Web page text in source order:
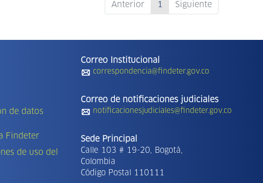
Anterior 1 Siguiente
de datos
Findeter
de uso del
Correo Institucional
correspondencia@findeter.gov.co
Correo de notificaciones judiciales
notificacionesjudiciales@findeter.gov.co
Sede Principal
Calle 103 # 19-20, Bogotá,
Colombia
Código Postal 110111